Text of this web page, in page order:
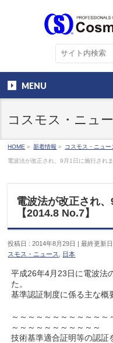
MENU
コスモス・ニュ
HOME » 新着情報 » コスモス・ニュー
電波法が改正され、9月1日に施行され
電波法が改正され
【2014.8 No.7】
投稿日 : 2014年8月29日 最終更新
スモス・ニュース
日本
平成26年4月23日に電波法
た。
基準認証制度に係る主な概
～～～～～～～～～～～～
～～～～～～～～～～～
技術基準適合証明等の認証